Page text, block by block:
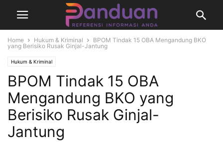
Home Hukum & Kriminal
BPOM Tindak 15 OBA Mengandung BKO
yang Berisiko Rusak Ginjal-Jantung
Hukum & Kriminal
BPOM Tindak 15 OBA
Mengandung BKO yang
Berisiko Rusak Ginjal-
Jantung